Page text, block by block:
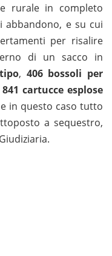
rurale in completo
abbandono, e su cui
per risalire
di un sacco in
, 406 bossoli per
841 cartucce esplose
in questo caso tutto
a sequestro,